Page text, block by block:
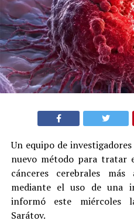
Un equipo de
nuevo método para tratar
cánceres cerebrales más
mediante el uso de una
informó este miércoles
Sarátov.